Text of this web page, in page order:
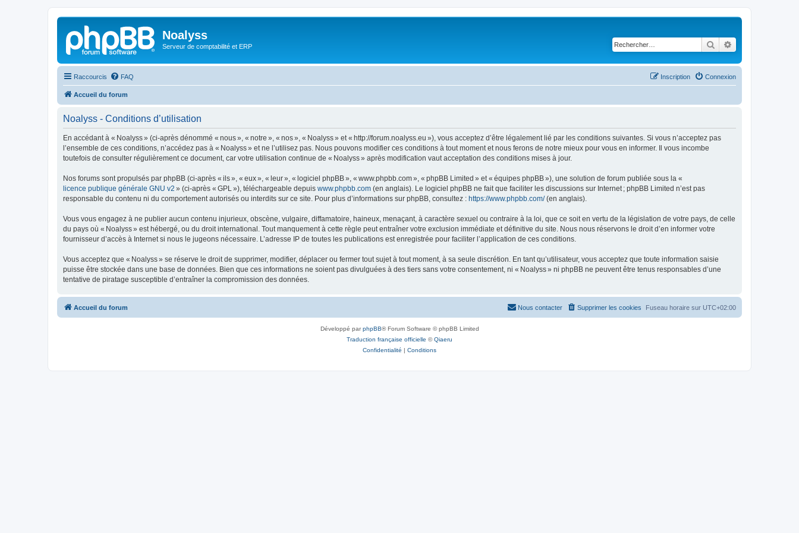
Noalyss
Serveur de comptabilité et ERP Rechercher
Raccourcis FAQ Connexion
Inscription
Accueil du forum
Noalyss - Conditions d’utilisation
En accédant à « Noalyss » (ci-après dénommé « nous », « notre », « nos », « Noalyss » et « http://forum.noalyss.eu »), vous acceptez d’être légalement lié par les conditions suivantes. Si vous n’acceptez pas
l’ensemble de ces conditions, n’accédez pas à « Noalyss » et ne l’utilisez pas. Nous pouvons modifier ces conditions à tout moment et nous ferons de notre mieux pour vous en informer. Il vous incombe
toutefois de consulter régulièrement ce document, car votre utilisation continue de « Noalyss » après modification vaut acceptation des conditions mises à jour.
Nos forums sont propulsés par phpBB (ci-après « ils », « eux », « leur », « logiciel phpBB », « www.phpbb.com », « phpBB Limited » et « équipes phpBB »), une solution de forum publiée sous la «
licence publique générale GNU v2 » (ci-après « GPL »), téléchargeable depuis www.phpbb.com (en anglais). Le logiciel phpBB ne fait que faciliter les discussions sur Internet ; phpBB Limited n’est pas
responsable du contenu ni du comportement autorisés ou interdits sur ce site. Pour plus d’informations sur phpBB, consultez : https://www.phpbb.com/(en anglais).
Vous vous engagez à ne publier aucun contenu injurieux, obscène, vulgaire, diffamatoire, haineux, menaçant, à caractère sexuel ou contraire à la loi, que ce soit en vertu de la législation de votre pays, de celle
du pays où « Noalyss » est hébergé, ou du droit international. Tout manquement à cette règle peut entraîner votre exclusion immédiate et définitive du site. Nous nous réservons le droit d’en informer votre
fournisseur d’accès à Internet si nous le jugeons nécessaire. L’adresse IP de toutes les publications est enregistrée pour faciliter l’application de ces conditions.
Vous acceptez que « Noalyss » se réserve le droit de supprimer, modifier, déplacer ou fermer tout sujet à tout moment, à sa seule discrétion. En tant qu’utilisateur, vous acceptez que toute information saisie
puisse être stockée dans une base de données. Bien que ces informations ne soient pas divulguées à des tiers sans votre consentement, ni « Noalyss » ni phpBB ne peuvent être tenus responsables d’une
tentative de piratage susceptible d’entraîner la compromission des données.
Accueil du forum Fuseau horaire sur UTC+02:00
Supprimer les cookies
Nous contacter
Développé parphpBB® Forum Software © phpBB Limited
Traduction française officielle ©Qiaeru
Confidentialité | Conditions